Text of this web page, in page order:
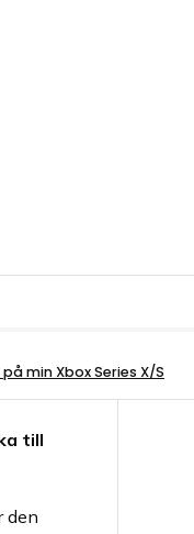
min Xbox Series X/S
till
den